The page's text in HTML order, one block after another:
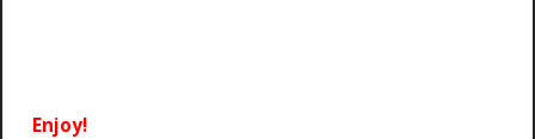
Enjoy!